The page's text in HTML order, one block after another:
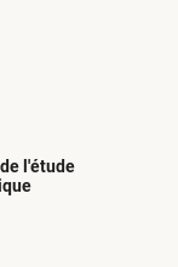
l'étude